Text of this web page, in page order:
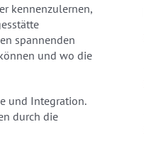
kennenzulernen,
spannenden
und wo die
und Integration.
durch die